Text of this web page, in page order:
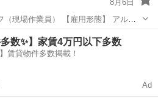
8月6日
【雇用形態】 アルバ
ル・
や歩行者の安全を守る交通誘導業務
事務所
多数✨】家賃4万円以下多数
賃貸物件多数掲載！
Ad